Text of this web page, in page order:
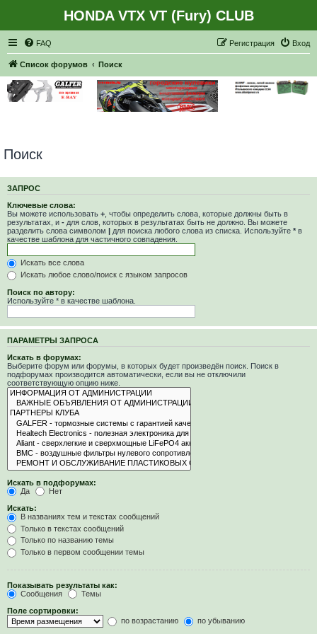
HONDA VTX VT (Fury) CLUB
FAQ Вход
Регистрация
Список форумов Поиск
Поиск
ЗАПРОС
Ключевые слова:
Вы можете использовать + , чтобы определить слова, которые должны быть в
результатах, и - для слов, которых в результатах быть не должно. Вы можете
разделить слова символом
для поиска любого слова из списка. Используйте * в
качестве шаблона для частичного совпадения.
Искать все слова
Искать любое слово/поиск с языком запросов
Поиск по автору:
Используйте * в качестве шаблона.
ПАРАМЕТРЫ ЗАПРОСА
Искать в форумах:
Выберите форум или форумы, в которых будет произведён поиск. Поиск в
подфорумах производится автоматически, если вы не отключили
соответствующую опцию ниже.
Искать в подфорумах:
Да
Нет
Искать:
В названиях тем и текстах сообщений
Только в текстах сообщений
Только по названию темы
Только в первом сообщении темы
Показывать результаты как:
Сообщения
Темы
Поле сортировки:
по возрастанию
по убыванию